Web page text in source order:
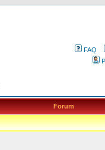
FAQ
Forum